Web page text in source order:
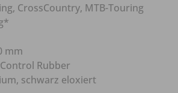
CrossCountry, MTB-Touring
mm
Rubber
schwarz eloxiert